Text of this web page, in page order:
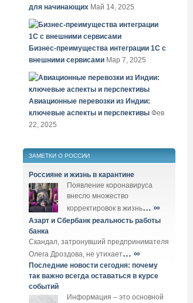
для начинающих Май 14, 2025
Бизнес-преимущества интеграции 1С с
внешними сервисами Мар 7, 2025
Авиационные перевозки из Индии:
ключевые аспекты и перспективы Фев
22, 2025
ЗАМЕТКИ О РОССИИ
Россияне и жизнь в карантине
Появление коронавируса
внесло множество
корректировок в жизнь… ∞
Азарт и Сбербанк реальность работы
банка
Скандал, затронувший предпринимателя
Олега Дроздова, не утихает… ∞
Последние новости сегодня: почему
так важно всегда оставаться в курсе
событий
Информация – это основной